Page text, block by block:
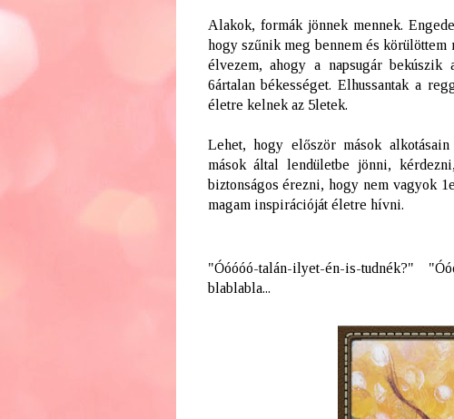
Alakok, formák jönnek mennek.
hogy szűnik meg bennem és
élvezem, ahogy a napsugár
6ártalan békességet. Elhussantak a
életre kelnek az 5letek.
Lehet, hogy először mások
mások által lendületbe jönni,
biztonságos érezni, hogy nem vagyok
magam inspirációját életre hívni.
"Óóóóó-talán-ilyet-én-is-tudnék?"
blablabla...